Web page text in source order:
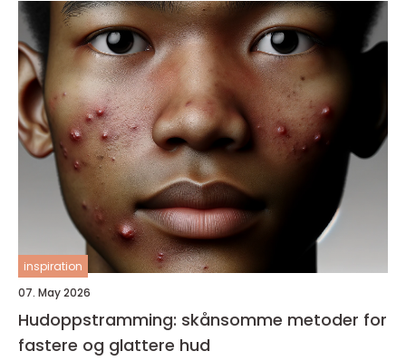
inspiration
07. May 2026
Hudoppstramming: skånsomme metoder for
fastere og glattere hud